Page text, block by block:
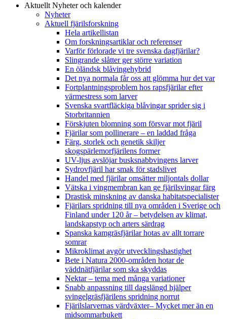
Aktuellt Nyheter och kalender
Nyheter
Aktuell fjärilsforskning
Hela artikellistan
Om forskningsartiklar och referenser
Varför förlorade vi tre svenska dagfjärilar?
Slingrande slåtter ger större variation
En öländsk blåvingehybrid
Det nya normala får oss att glömma hur det var
Fortplantningsproblem hos rapsfjärilar efter
värmestress som larver
Svenska svartfläckiga blåvingar sprider sig i
Storbritannien
Förskjuten blomning som försvar mot fjäril
Fjärilar som pollinerare – en laddad fråga
Färg, storlek och genetik skiljer
skogspärlemorfjärilens former
UV-ljus avslöjar busksnabbvingens larver
Sydrovfjäril har smak för stadslivet
Handel med fjärilar omsätter miljontals dollar
Vätska i vingmembran kan ge fjärilsvingar färg
Drastisk minskning av danska habitatspecialister
Fjärilars spridning till nya områden i Sverige och
Finland under 120 år– betydelsen av klimat,
landskapstyp och arters särdrag
Spanska kamgräsfjärilar hotas av allt torrare
somrar
Mikroklimat avgör utvecklingshastighet
Bete i Natura 2000-områden hotar de
väddnätfjärilar som ska skyddas
Nektar – tema med många variationer
Snabb anpassning till dagslängd hjälper
svingelgräsfjärilens spridning norrut
Fjärilslarvernas värdväxter– Mycket mer än en
midsommarbukett